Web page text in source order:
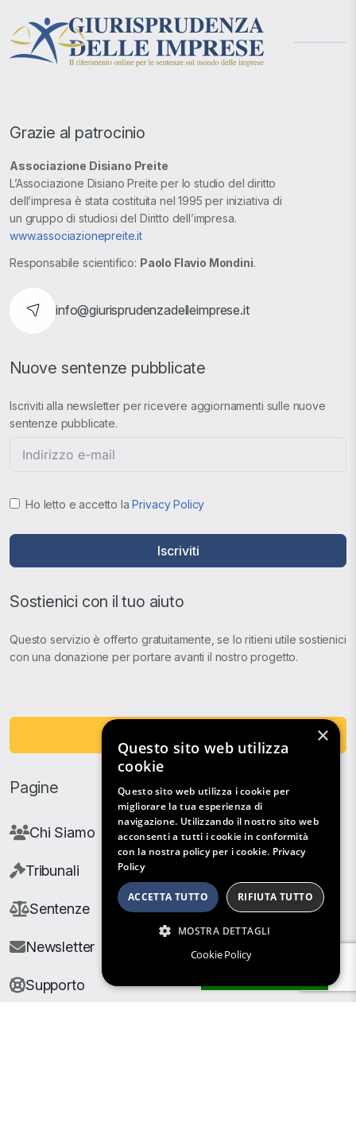
Grazie al patrocinio
Associazione Disiano Preite
L’Associazione Disiano Preite per lo studio del diritto
dell’impresa è stata costituita nel 1995 per iniziativa di
un gruppo di studiosi del Diritto dell’impresa.
www.associazionepreite.it
Responsabile scientifico: Paolo Flavio Mondini.
info@giurisprudenzadelleimprese.it
Nuove sentenze pubblicate
Iscriviti alla newsletter per ricevere aggiornamenti sulle nuove
sentenze pubblicate.
Ho letto e accetto laPrivacy Policy
Iscriviti
Sostienici con il tuo aiuto
Questo servizio è offerto gratuitamente, se lo ritieni utile sostienici
con una donazione per portare avanti il nostro progetto.
Pagine
Chi Siamo
Tribunali
Sentenze
Newsletter
Supporto
×
Questo sito web utilizza
cookie
Questo sito web utilizza i cookie per
migliorare la tua esperienza di
navigazione. Utilizzando il nostro sito web
acconsenti a tutti i cookie in conformità
con la nostra policy per i cookie. Privacy
Policy
ACCETTA TUTTO RIFIUTA TUTTO
MOSTRA DETTAGLI
Cookie Policy